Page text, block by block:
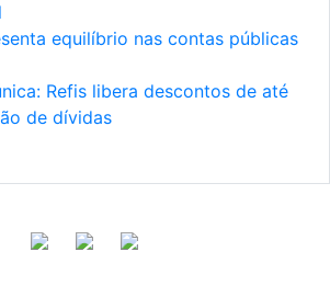
equilíbrio nas contas públicas
Refis libera descontos de até
de dívidas